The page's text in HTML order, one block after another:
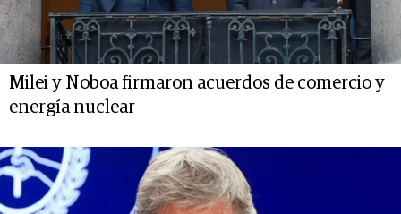
Milei y Noboa firmaron acuerdos de comercio y
energía nuclear